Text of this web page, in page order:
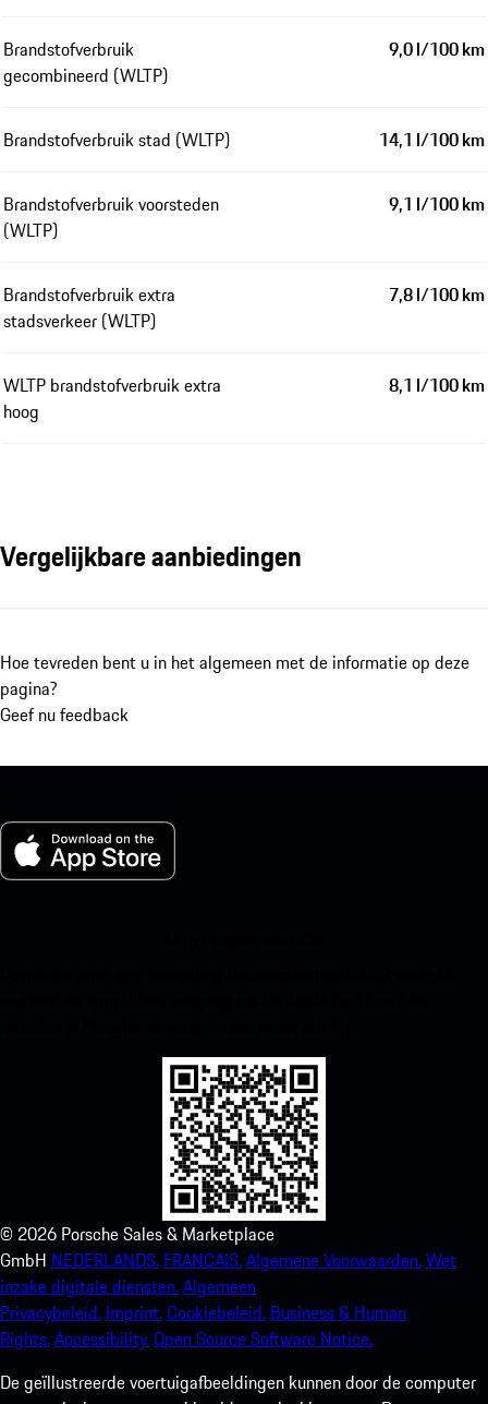
Brandstofverbruik
gecombineerd (WLTP)
9,0 l/100 km
Brandstofverbruik stad (WLTP) 14,1 l/100 km
Brandstofverbruik voorsteden
(WLTP)
9,1 l/100 km
Brandstofverbruik extra
stadsverkeer (WLTP)
7,8 l/100 km
WLTP brandstofverbruik extra
hoog
8,1 l/100 km
Vergelijkbare aanbiedingen
Hoe tevreden bent u in het algemeen met de informatie op deze
pagina?
Geef nu feedback
© 2026 Porsche Sales & Marketplace
GmbH NEDERLANDS. FRANCAIS.Algemene Voorwaarden.Wet
inzake digitale diensten.Algemeen
Privacybeleid. Imprint.Cookiebeleid. Business & Human
Rights.Accessibility.Open Source Software Notice.
De geïllustreerde voertuigafbeeldingen kunnen door de computer